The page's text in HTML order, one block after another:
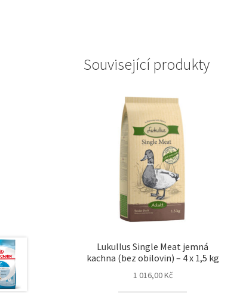
Související produkty
Lukullus Single Meat jemná
kachna (bez obilovin) – 4 x 1,5 kg
1 016,00Kč